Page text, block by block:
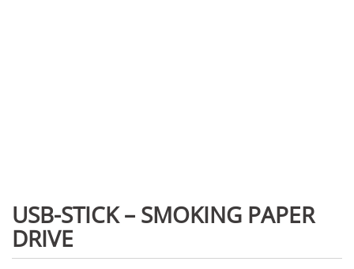
USB-STICK – SMOKING PAPER
DRIVE